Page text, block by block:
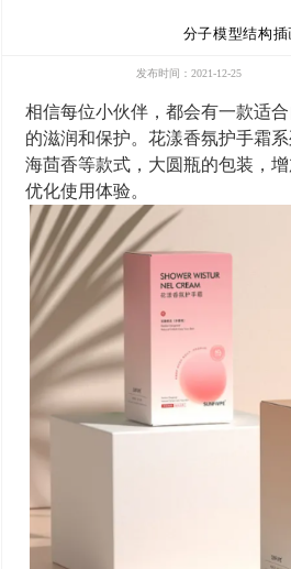
分子模型结构
发布时间：2021-12-25
相信每位小伙伴 ， 都会有一款适
的滋润和保护。花漾香氛护手霜系
海茴香等款式，大圆瓶的包装，
优化使用体验。